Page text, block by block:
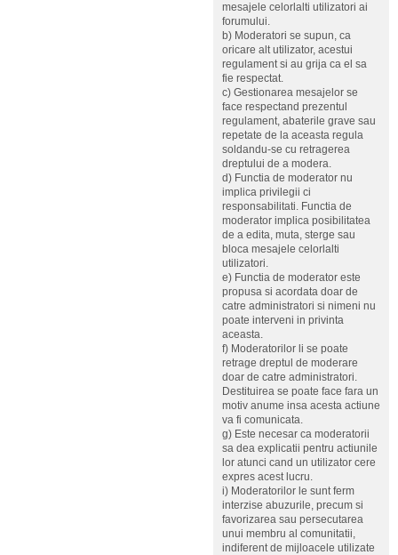
mesajele celorlalti utilizatori ai
forumului.
b) Moderatori se supun, ca
oricare alt utilizator, acestui
regulament si au grija ca el sa
fie respectat.
c) Gestionarea mesajelor se
face respectand prezentul
regulament, abaterile grave sau
repetate de la aceasta regula
soldandu-se cu retragerea
dreptului de a modera.
d) Functia de moderator nu
implica privilegii ci
responsabilitati. Functia de
moderator implica posibilitatea
de a edita, muta, sterge sau
bloca mesajele celorlalti
utilizatori.
e) Functia de moderator este
propusa si acordata doar de
catre administratori si nimeni nu
poate interveni in privinta
aceasta.
f) Moderatorilor li se poate
retrage dreptul de moderare
doar de catre administratori.
Destituirea se poate face fara un
motiv anume insa acesta actiune
va fi comunicata.
g) Este necesar ca moderatorii
sa dea explicatii pentru actiunile
lor atunci cand un utilizator cere
expres acest lucru.
i) Moderatorilor le sunt ferm
interzise abuzurile, precum si
favorizarea sau persecutarea
unui membru al comunitatii,
indiferent de mijloacele utilizate